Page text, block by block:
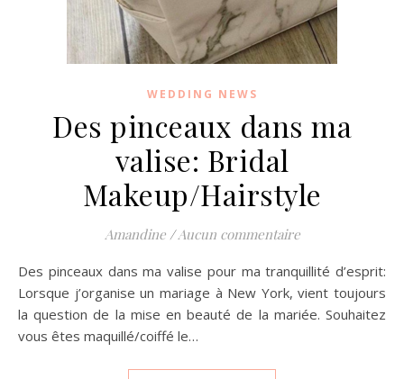
WEDDING NEWS
Des pinceaux dans ma
valise: Bridal
Makeup/Hairstyle
Amandine /Aucun commentaire
Des pinceaux dans ma valise pour ma tranquillité d’esprit:
Lorsque j’organise un mariage à New York, vient toujours
la question de la mise en beauté de la mariée. Souhaitez
vous êtes maquillé/coiffé le…